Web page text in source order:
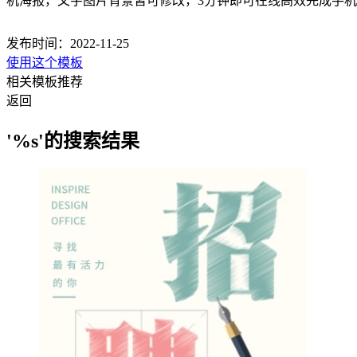
发布时间：2022-11-25
使用这个模板
相关模板推荐
返回
'%s'的搜索结果